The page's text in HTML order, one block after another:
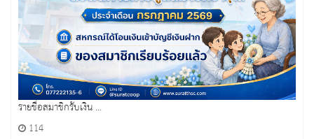
รายชื่อสมาชิกรับเงิน ...
114